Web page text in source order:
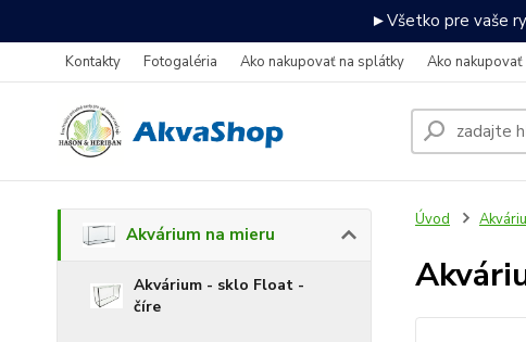
►Všetko pre vaše
Kontakty Fotogaléria Ako nakupovať na splátky Ako nakupovať
Akvárium na mieru
Akvárium - sklo Float -
číre
Úvod